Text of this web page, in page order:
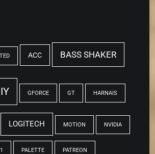
ACC BASS SHAKER
GFORCE GT HARNAIS
LOGITECH MOTION NVIDIA
PALETTE PATREON